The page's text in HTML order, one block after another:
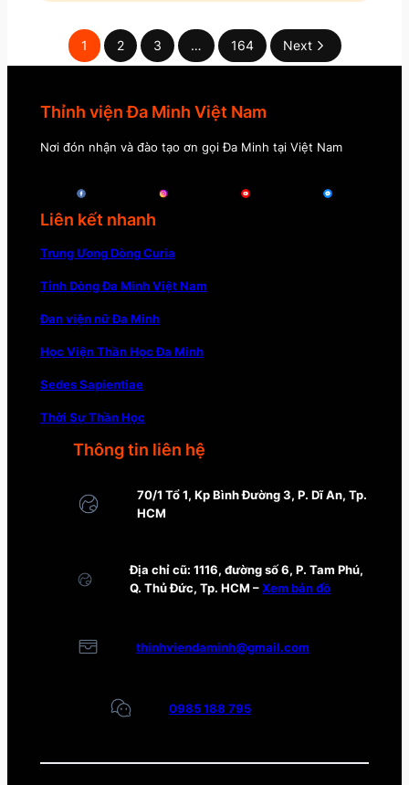
1 2 3 … 164 Next
Thỉnh viện Đa Minh Việt Nam
Nơi đón nhận và đào tạo ơn gọi Đa Minh tại Việt Nam
Liên kết nhanh
Trung Ương Dòng Curia
Tỉnh Dòng Đa Minh Việt Nam
Đan viện nữ Đa Minh
Học Viện Thần Học Đa Minh
Sedes Sapientiae
Thời Sự Thần Học
Thông tin liên hệ
70/1 Tổ 1, Kp Bình Đường 3, P. Dĩ An, Tp.
HCM
Địa chỉ cũ: 1116, đường số 6, P. Tam Phú,
Q. Thủ Đức, Tp. HCM –Xem bản đồ
thinhviendaminh@gmail.com
0985 188 795